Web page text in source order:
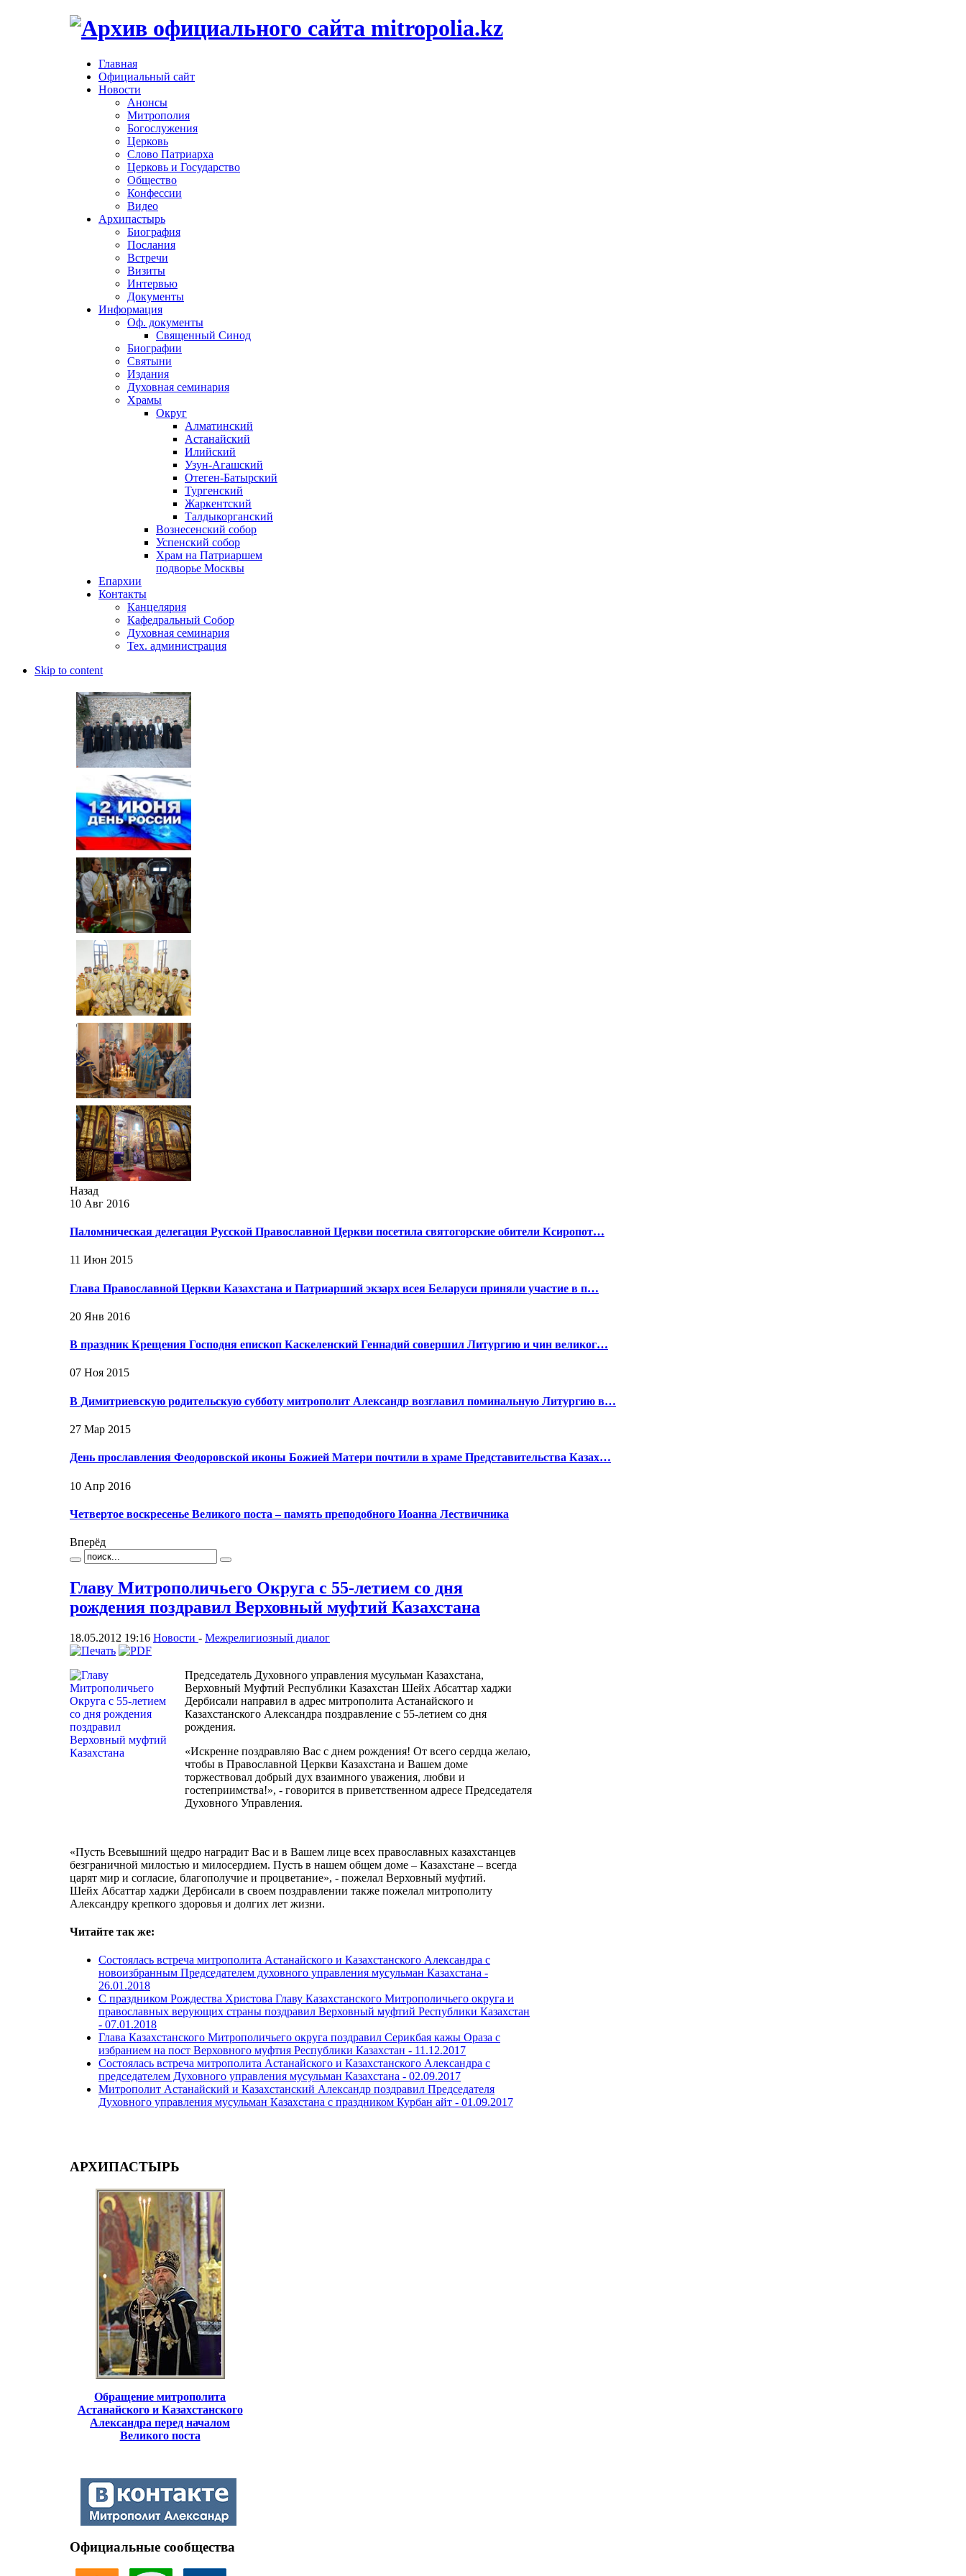
Главная
Официальный сайт
Новости
Анонсы
Митрополия
Богослужения
Церковь
Слово Патриарха
Церковь и Государство
Общество
Конфессии
Видео
Архипастырь
Биография
Послания
Встречи
Визиты
Интервью
Документы
Информация
Оф. документы
Священный Синод
Биографии
Святыни
Издания
Духовная семинария
Храмы
Округ
Алматинский
Астанайский
Илийский
Узун-Агашский
Отеген-Батырский
Тургенский
Жаркентский
Талдыкорганский
Вознесенский собор
Успенский собор
Храм на Патриаршем
подворье Москвы
Епархии
Контакты
Канцелярия
Кафедральный Собор
Духовная семинария
Тех. администрация
Skip to content
Назад
10 Авг 2016
Паломническая делегация Русской Православной Церкви посетила святогорские обители Ксиропот…
11 Июн 2015
Глава Православной Церкви Казахстана и Патриарший экзарх всея Беларуси приняли участие в п…
20 Янв 2016
В праздник Крещения Господня епископ Каскеленский Геннадий совершил Литургию и чин великог…
07 Ноя 2015
В Димитриевскую родительскую субботу митрополит Александр возглавил поминальную Литургию в…
27 Мар 2015
День прославления Феодоровской иконы Божией Матери почтили в храме Представительства Казах…
10 Апр 2016
Четвертое воскресенье Великого поста – память преподобного Иоанна Лествичника
Вперёд
Главу Митрополичьего Округа с 55-летием со дня
рождения поздравил Верховный муфтий Казахстана
18.05.2012 19:16 Новости - Межрелигиозный диалог
Председатель Духовного управления мусульман Казахстана,
Верховный Муфтий Республики Казахстан Шейх Абсаттар хаджи
Дербисали направил в адрес митрополита Астанайского и
Казахстанского Александра поздравление с 55-летием со дня
рождения.
«Искренне поздравляю Вас с днем рождения! От всего сердца желаю,
чтобы в Православной Церкви Казахстана и Вашем доме
торжествовал добрый дух взаимного уважения, любви и
гостеприимства!», - говорится в приветственном адресе Председателя
Духовного Управления.
«Пусть Всевышний щедро наградит Вас и в Вашем лице всех православных казахстанцев
безграничной милостью и милосердием. Пусть в нашем общем доме – Казахстане – всегда
царят мир и согласие, благополучие и процветание», - пожелал Верховный муфтий.
Шейх Абсаттар хаджи Дербисали в своем поздравлении также пожелал митрополиту
Александру крепкого здоровья и долгих лет жизни.
Читайте так же:
Состоялась встреча митрополита Астанайского и Казахстанского Александра с
новоизбранным Председателем духовного управления мусульман Казахстана -
26.01.2018
С праздником Рождества Христова Главу Казахстанского Митрополичьего округа и
православных верующих страны поздравил Верховный муфтий Республики Казахстан
- 07.01.2018
Глава Казахстанского Митрополичьего округа поздравил Серикбая кажы Ораза с
избранием на пост Верховного муфтия Республики Казахстан - 11.12.2017
Состоялась встреча митрополита Астанайского и Казахстанского Александра с
председателем Духовного управления мусульман Казахстана - 02.09.2017
Митрополит Астанайский и Казахстанский Александр поздравил Председателя
Духовного управления мусульман Казахстана с праздником Курбан айт - 01.09.2017
АРХИПАСТЫРЬ
Обращение митрополита
Астанайского и Казахстанского
Александра перед началом
Великого поста
Официальные сообщества